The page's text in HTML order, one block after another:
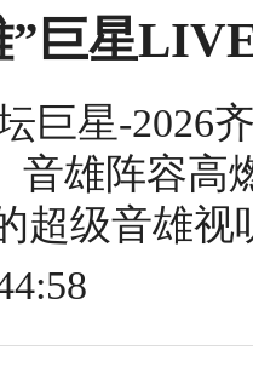
”巨星
巨星-2026
音雄阵容高
超级音雄视